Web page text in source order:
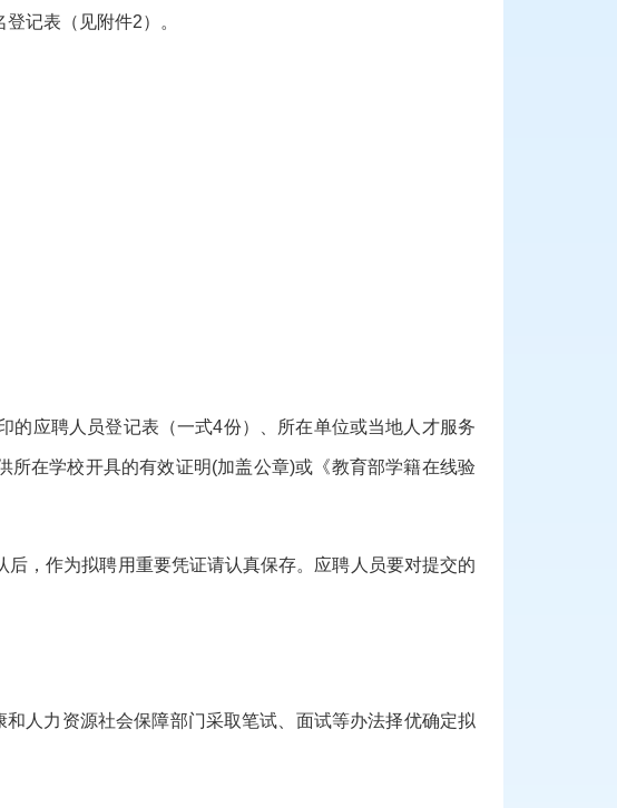
记表（见附件2）。
的应聘人员登记表（一式4份）、所在单位或当地人才服务
所在学校开具的有效证明(加盖公章)或《教育部学籍在线验
，作为拟聘用重要凭证请认真保存。应聘人员要对提交的
人力资源社会保障部门采取笔试、面试等办法择优确定拟